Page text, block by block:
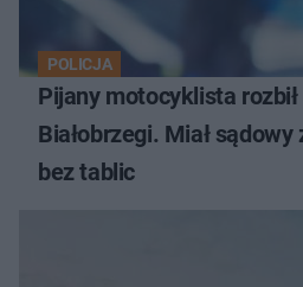
POLICJA
Pijany motocyklista
Białobrzegi. Miał
bez tablic